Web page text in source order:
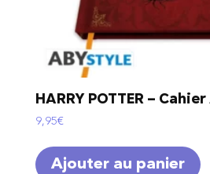
HARRY POTTER –
9,95€
Ajouter au panier